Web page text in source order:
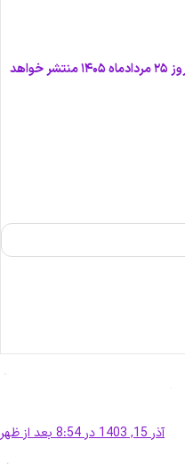
کارت ورود به جلسه کنکور سراسری ۱۴۰۵ از روز ۲۵ مردادماه ۱۴۰۵ منتشر خواهد
آذر 15, 1403 در 8:54 بعد از ظهر